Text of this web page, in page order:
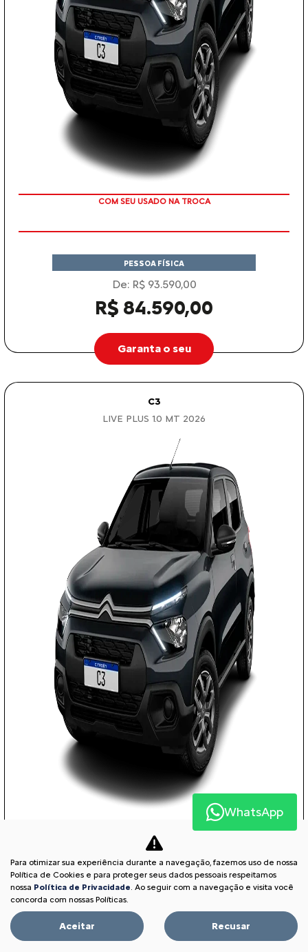
TAXA 0 %
PESSOA FÍSICA
De: R$ 93.590,00
R$ 84.590,00
Garanta o seu
C3
LIVE PLUS 1.0 MT 2026
COM SEU USADO NA TROCA
À VISTA POR R$ 75.590,00
PESSOA FÍSICA
WhatsApp
Para otimizar sua experiência durante a navegação, fazemos uso de nossa
Política de Cookies e para proteger seus dados pessoais respeitamos
nossa Política de Privacidade. Ao seguir com a navegação e visita você
concorda com nossas Políticas.
Aceitar Recusar